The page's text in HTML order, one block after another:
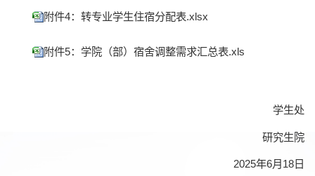
附件4：转专业学生住宿分配表.xlsx
附件5：学院（部）宿舍调整需求汇总表.xls
学生处
研究生院
2025年6月18日